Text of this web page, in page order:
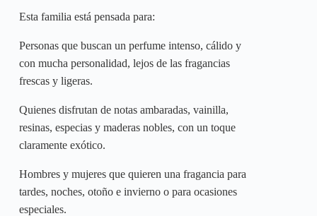
Esta familia está pensada para:
Personas que buscan un perfume intenso, cálido y
con mucha personalidad, lejos de las fragancias
frescas y ligeras.
Quienes disfrutan de notas ambaradas, vainilla,
resinas, especias y maderas nobles, con un toque
claramente exótico.
Hombres y mujeres que quieren una fragancia para
tardes, noches, otoño e invierno o para ocasiones
especiales.